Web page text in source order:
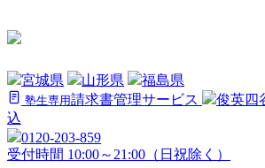
宮城県 山形県 福島県
塾生専用請求書管理サービス 俊英四
込
0120-203-859
受付時間 10:00～21:00（日祝除く）